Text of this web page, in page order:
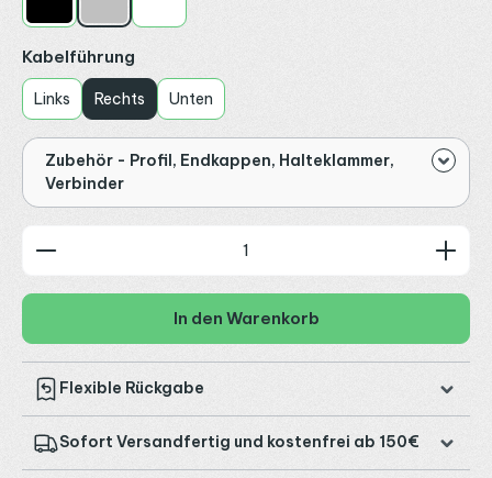
Kabelführung
Links Rechts Unten
Zubehör - Profil, Endkappen, Halteklammer,
Verbinder
Produkt Anzahl: Gib den gewünschten Wert ein
In den Warenkorb
Flexible Rückgabe
Sofort Versandfertig und kostenfrei ab 150€